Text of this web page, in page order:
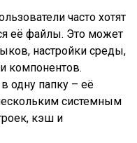
часто хотят
её файлы. Это может
настройки среды,
компонентов.
одну папку – её
системным
кэш и